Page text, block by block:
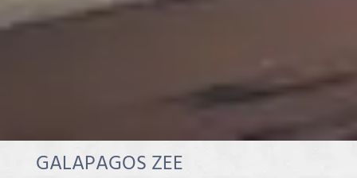
GALAPAGOS ZEE